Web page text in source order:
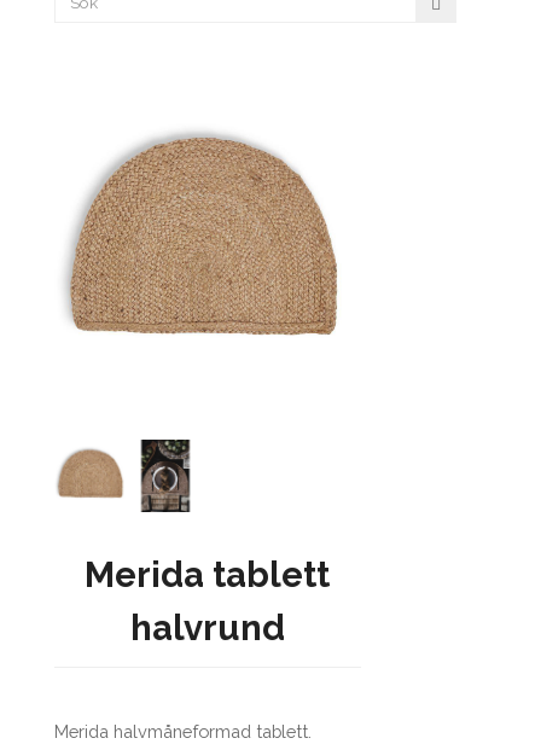
Merida tablett
halvrund
Merida halvmåneformad tablett.